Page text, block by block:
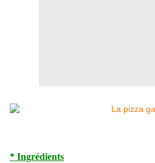
* Ingrédients